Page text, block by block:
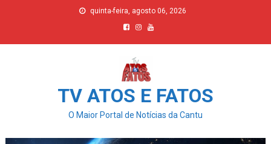
quinta-feira, agosto 06, 2026
TV ATOS E FATOS
O Maior Portal de Notícias da Cantu